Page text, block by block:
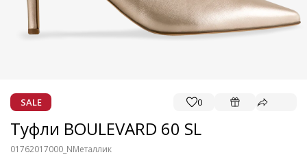
SALE 0
Туфли BOULEVARD 60 SL
01762017000_NМеталлик